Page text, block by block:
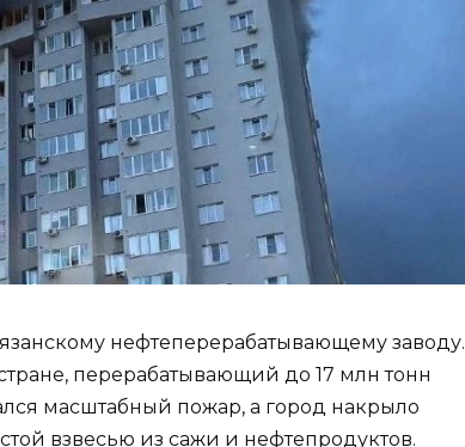
нефтеперерабатывающему заводу.
перерабатывающий до 17 млн тонн
масштабный пожар, а город накрыло
взвесью из сажи и нефтепродуктов.